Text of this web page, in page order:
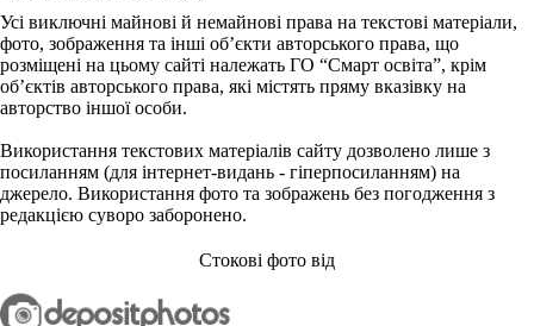
Усі виключні майнові й немайнові права на текстові матеріали,
фото, зображення та інші об’єкти авторського права, що
розміщені на цьому сайті належать ГО “Смарт освіта”, крім
об’єктів авторського права, які містять пряму вказівку на
авторство іншої особи.
Використання текстових матеріалів сайту дозволено лише з
посиланням (для інтернет-видань - гіперпосиланням) на
джерело. Використання фото та зображень без погодження з
редакцією суворо заборонено.
Стокові фото від